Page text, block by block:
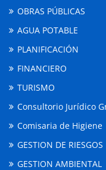
OBRAS PÚBLICAS
AGUA POTABLE
PLANIFICACIÓN
FINANCIERO
TURISMO
Consultorio Jurídico
Comisaria de Higiene
GESTION DE RIESGOS
GESTION AMBIENTAL